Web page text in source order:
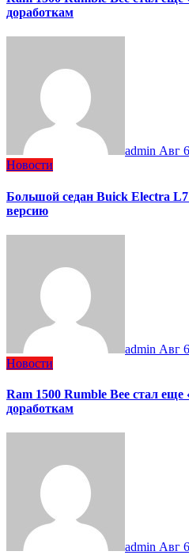
доработкам
admin Авг
Новости
Большой седан Buick Electra
версию
admin Авг
Новости
Ram 1500 Rumble Bee стал еще
доработкам
admin Авг